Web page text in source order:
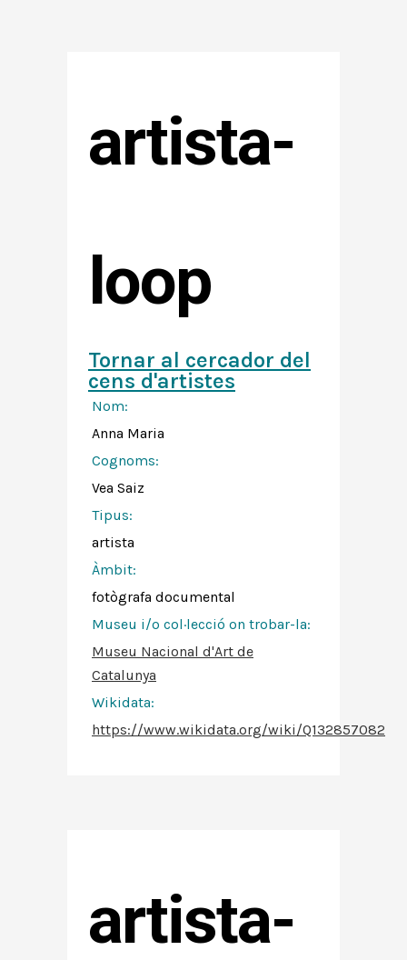
artista-
loop
Tornar al cercador del
cens d'artistes
Nom:
Anna Maria
Cognoms:
Vea Saiz
Tipus:
artista
Àmbit:
fotògrafa documental
Museu i/o col·lecció on trobar-la:
Museu Nacional d'Art de
Catalunya
Wikidata:
https://www.wikidata.org/wiki/Q132857082
artista-